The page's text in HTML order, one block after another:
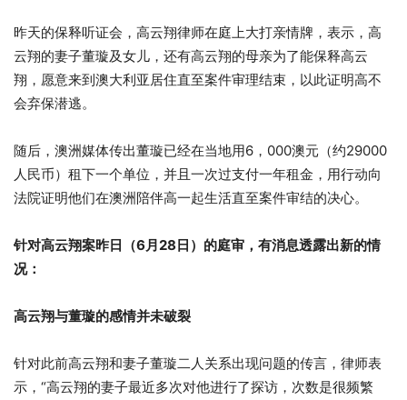
昨天的保释听证会，高云翔律师在庭上大打亲情牌，表示，高
云翔的妻子董璇及女儿，还有高云翔的母亲为了能保释高云
翔，愿意来到澳大利亚居住直至案件审理结束，以此证明高不
会弃保潜逃。
随后，澳洲媒体传出董璇已经在当地用6，000澳元（约29000
人民币）租下一个单位，并且一次过支付一年租金，用行动向
法院证明他们在澳洲陪伴高一起生活直至案件审结的决心。
针对高云翔案昨日（6月28日）的庭审，有消息透露出新的情
况：
高云翔与董璇的感情并未破裂
针对此前高云翔和妻子董璇二人关系出现问题的传言，律师表
示，“高云翔的妻子最近多次对他进行了探访，次数是很频繁